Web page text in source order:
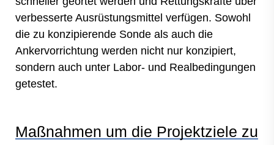
verbesserte Ausrüstungsmittel verfügen. Sowohl
die zu konzipierende Sonde als auch die
Ankervorrichtung werden nicht nur konzipiert,
sondern auch unter Labor- und Realbedingungen
getestet.
Maßnahmen um die Projektziele zu